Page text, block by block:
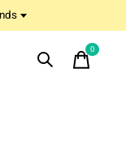
0items